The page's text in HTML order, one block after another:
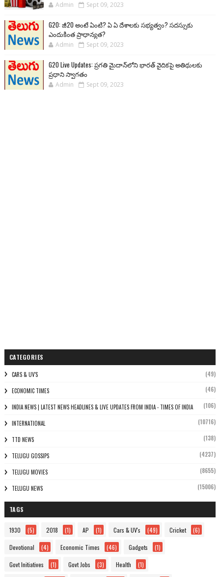
Admin Sept 09, 2023
G20: జీ20 అంటే ఏంటి? ఏ ఏ దేశాలకు సభ్యత్వం? సదస్సుకు
ఎందుకింత ప్రాధాన్యత?
Admin Sept 09, 2023
G20 Live Updates: ప్రగతి మైదాన్‌లోని భారత్ వైదికపై అతిథులకు
ప్రధాని స్వాగతం
Admin Sept 09, 2023
CATEGORIES
CARS & UV'S (49)
ECONOMIC TIMES (46)
INDIA NEWS | LATEST NEWS HEADLINES & LIVE UPDATES FROM INDIA - TIMES OF INDIA (106)
INTERNATIONAL (10716)
TTD NEWS (138)
TELUGU GOSSIPS (4237)
TELUGU MOVIES (8655)
TELUGU NEWS (15006)
TAGS
1930 (5) 2018 (1) AP (1) Cars & UV's (49) Cricket (6)
Devotional (4) Economic Times (46) Gadgets (1)
Govt Initiatives (1) Govt Jobs (3) Health (1)